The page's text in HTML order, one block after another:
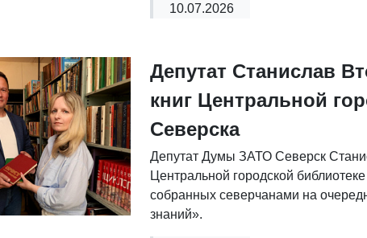
10.07.2026
Депутат Станислав
книг Центральной
Северска
Депутат Думы ЗАТО Северск
Центральной городской
собранных северчанами на
знаний».